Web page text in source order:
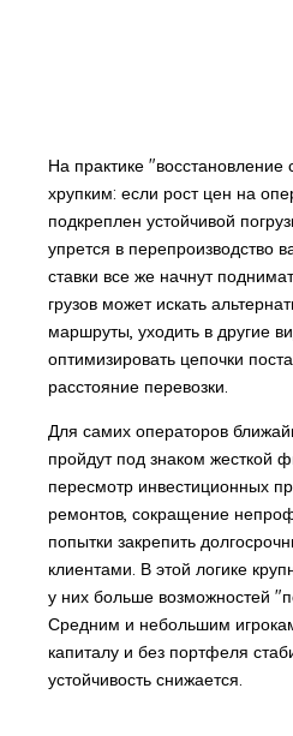
На практике "восстановление
хрупким: если рост цен на
подкреплен устойчивой
упрется в перепроизводство
ставки все же начнут
грузов может искать
маршруты, уходить в другие
оптимизировать цепочки
расстояние перевозки.
Для самих операторов
пройдут под знаком жесткой
пересмотр инвестиционных
ремонтов, сокращение
попытки закрепить
клиентами. В этой логике
у них больше возможностей
Средним и небольшим
капиталу и без портфеля
устойчивость снижается.